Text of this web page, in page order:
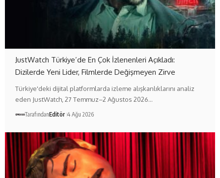
JustWatch Türkiye’de En Çok İzlenenleri Açıkladı:
Dizilerde Yeni Lider, Filmlerde Değişmeyen Zirve
Türkiye'deki dijital platformlarda izleme alışkanlıklarını analiz
eden JustWatch, 27 Temmuz–2 Ağustos 2026…
TarafındanEditör 4 Ağu 2026